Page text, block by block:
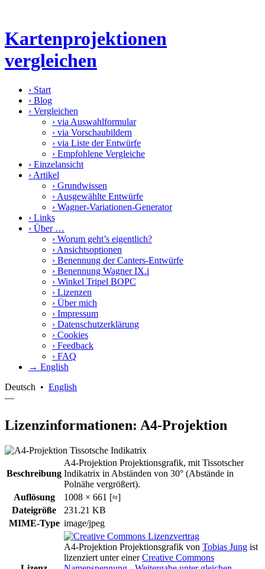
Kartenprojektionen
vergleichen
› Start
› Blog
› Vergleichen
› via Auswahlformular
› via Vorschaubildern
› via Liste der Entwürfe
› Empfohlene Vergleiche
› Einzelansicht
› Artikel
› Grundwissen
› Ausgewählte Entwürfe
› Wagner-Variationen-Generator
› Links
› Über …
› Worum geht’s eigentlich?
› Ansichtsoptionen
› Benennung der Canters-Entwürfe
› Benennung Wagner IX.i
› Winkel Tripel BOPC
› Lizenzen
› Über mich
› Impressum
› Datenschutzerklärung
› Cookies
› Feedback
› FAQ
→ English
Deutsch • English
—
Lizenzinformationen: A4-Projektion
Beschreibung
A4-Projektion Projektionsgrafik, mit Tissotscher
Indikatrix in Abständen von 30° (Abstände in
Polnähe vergrößert).
Auflösung
1008 × 661 [≈]
Dateigröße
231.21 KB
MIME-Type image/jpeg
A4-Projektion Projektionsgrafik von Tobias Jung ist
lizenziert unter einerCreative Commons